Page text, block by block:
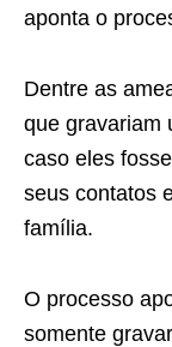
aponta o
Dentre as
que gravariam
caso eles
seus contatos
família.
O processo
somente